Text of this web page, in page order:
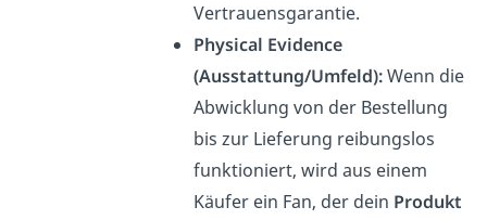
Vertrauensgarantie.
Physical Evidence
(Ausstattung/Umfeld):Wenn die
Abwicklung von der Bestellung
bis zur Lieferung reibungslos
funktioniert, wird aus einem
Käufer ein Fan, der dein Produkt